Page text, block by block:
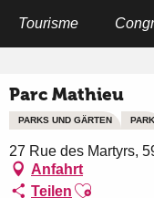
Tourisme
Parc Mathieu
PARKS UND GÄRTEN PARK
27 Rue des Martyrs,
Anfahrt
Teilen Ajouter aux